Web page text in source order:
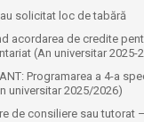
solicitat loc de tabără
acordarea de credite
(An universitar 2025-
Programarea a 4-a
universitar 2025/2026)
de consiliere sau tutorat